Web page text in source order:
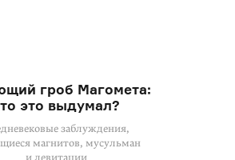
гроб Магомета:
это выдумал?
заблуждения,
магнитов, мусульман